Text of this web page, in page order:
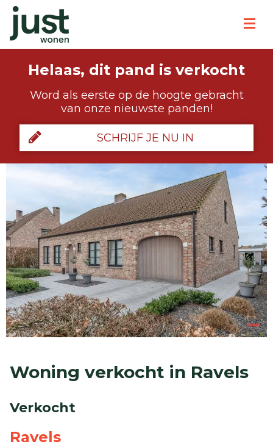
Helaas, dit pand is verkocht
Word als eerste op de hoogte gebracht
van onze nieuwste panden!
SCHRIJF JE NU IN
Woning verkocht in Ravels
Verkocht
Ravels